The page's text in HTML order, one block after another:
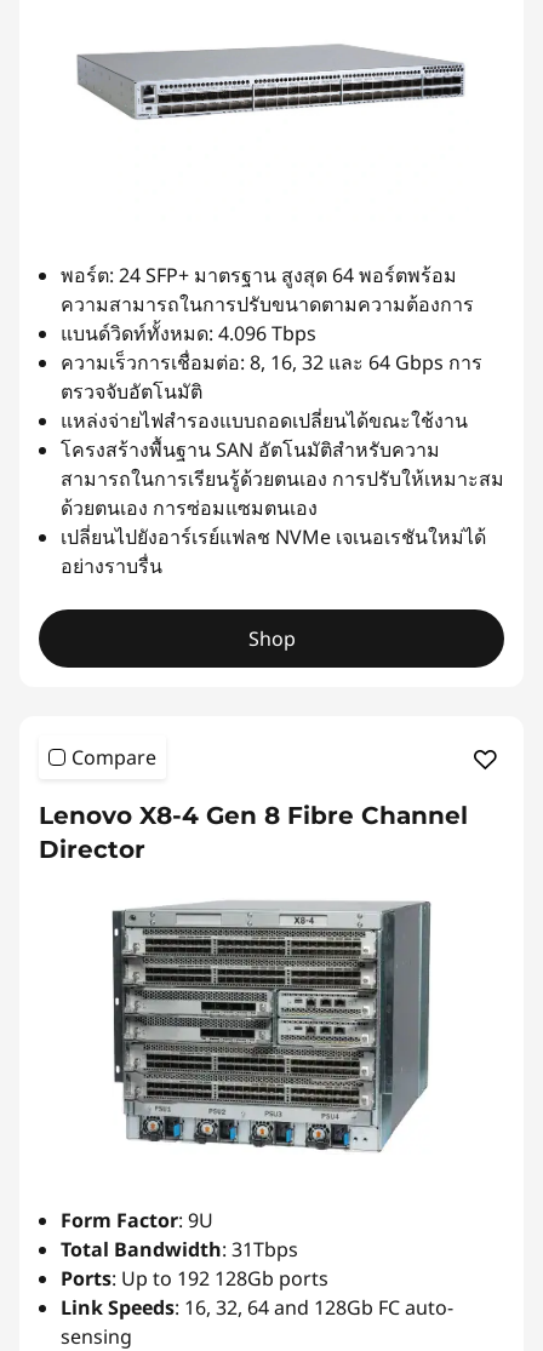
พอร์ต: 24 SFP+ มาตรฐาน สูงสุด 64 พอร์ตพร้อม
ความสามารถในการปรับขนาดตามความต้องการ
แบนด์วิดท์ทั้งหมด: 4.096 Tbps
ความเร็วการเชื่อมต่อ: 8, 16, 32 และ 64 Gbps การ
ตรวจจับอัตโนมัติ
แหล่งจ่ายไฟสำรองแบบถอดเปลี่ยนได้ขณะใช้งาน
โครงสร้างพื้นฐาน SAN อัตโนมัติสำหรับความ
สามารถในการเรียนรู้ด้วยตนเอง การปรับให้เหมาะสม
ด้วยตนเอง การซ่อมแซมตนเอง
เปลี่ยนไปยังอาร์เรย์แฟลช NVMe เจเนอเรชันใหม่ได้
อย่างราบรื่น
Shop
Compare
Lenovo X8-4 Gen 8 Fibre Channel
Director
Form Factor: 9U
Total Bandwidth: 31Tbps
Ports: Up to 192 128Gb ports
LinkSpeeds: 16, 32, 64 and 128Gb FC auto-
sensing